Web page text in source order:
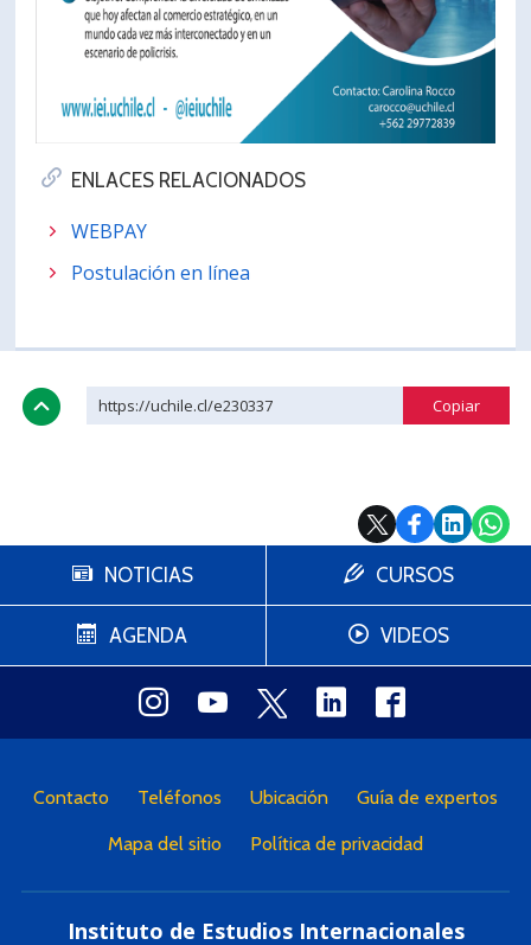
ENLACES RELACIONADOS
WEBPAY
Postulación en línea
https://uchile.cl/e230337
NOTICIAS
AGENDA
CURSOS
VIDEOS
Contacto Teléfonos Ubicación Guía de expertos
Mapa del sitio Política de privacidad
Instituto de Estudios Internacionales